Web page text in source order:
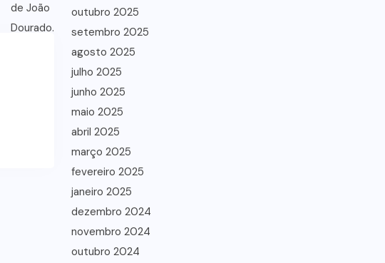
outubro 2025
setembro 2025
agosto 2025
julho 2025
junho 2025
maio 2025
abril 2025
março 2025
fevereiro 2025
janeiro 2025
dezembro 2024
novembro 2024
outubro 2024